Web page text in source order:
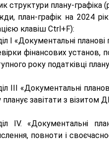
структури плану-графіка
план-графік на 2024
клавіш Ctrl+F):
I «Документальні
фінансових установ,
року податківці
ІІІ «Документальні
планує завітати з візитом
IV. «Документальні
повноти і